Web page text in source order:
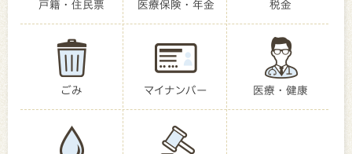
戸籍・住民票 医療保険・年金 税金
ごみ マイナンバー 医療・健康